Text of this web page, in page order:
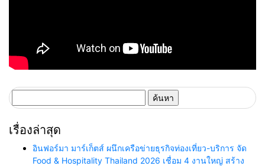
สำหรับ:
เรื่องล่าสุด
อินฟอร์มา มาร์เก็ตส์ ผนึกเครือข่ายธุรกิจท่องเที่ยว-บริการ จัด
Food & Hospitality Thailand 2026 เชื่อม 4 งานใหญ่ สร้าง